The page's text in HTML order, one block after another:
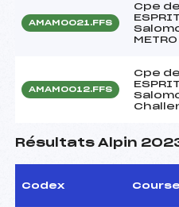
AMAM0021.FFS
Cpe de
METRO
AMAM0012.FFS
Cpe de
Résultats Alpin
Codex Course